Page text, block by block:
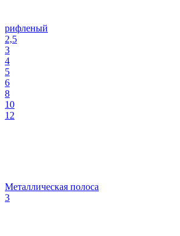
рифленый
2,5
3
4
5
6
8
10
12
Металлическая полоса
3